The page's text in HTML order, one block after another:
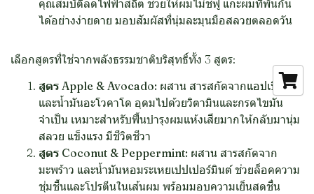
คุณสมบัติลดไฟฟ้าสถิต ช่วยให้ผมไม่ชี้ฟู แกะผมที่พันกัน
ได้อย่างง่ายดาย มอบสัมผัสที่นุ่มละมุนมือสลวยตลอดวัน
เลือกสูตรที่ใช่จากพลังธรรมชาติบริสุทธิ์ทั้ง 3 สูตร:
สูตร Apple & Avocado: ผสาน สารสกัดจากแอปเปิ้ล
และน้ำมันอะโวคาโด อุดมไปด้วยวิตามินและกรดไขมัน
จำเป็น เหมาะสำหรับฟื้นบำรุงผมแห้งเสียมากให้กลับมานุ่ม
สลวย แข็งแรง มีชีวิตชีวา
สูตร Coconut & Peppermint: ผสาน สารสกัดจาก
มะพร้าว และน้ำมันหอมระเหยเปปเปอร์มินต์ ช่วยล็อคความ
ชุ่มชื้นและโปรตีนในเส้นผม พร้อมมอบความเย็นสดชื่น